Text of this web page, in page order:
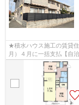
★積水ハウス施工の賃貸
月）４月に一括支払【自
まで徒歩７分（５６０ｍ